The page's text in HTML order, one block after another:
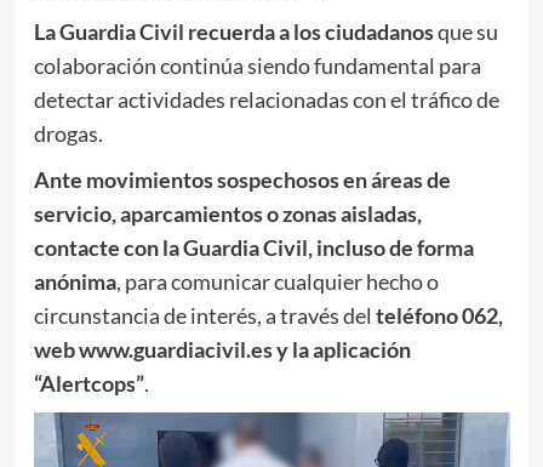
La Guardia Civil recuerda a los ciudadanosque su
colaboración continúa siendo fundamental para
detectar actividades relacionadas con el tráfico de
drogas.
Ante movimientos sospechosos en áreas de
servicio, aparcamientos o zonas aisladas,
contacte con la Guardia Civil,incluso de forma
anónima, para comunicar cualquier hecho o
circunstancia de interés, a través del teléfono 062,
web www.guardiacivil.es y la aplicación
“Alertcops”.